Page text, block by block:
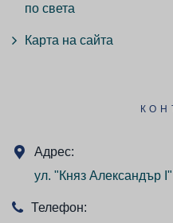
по света
Карта на сайта
Адрес:
ул. "Княз Александър
Телефон: